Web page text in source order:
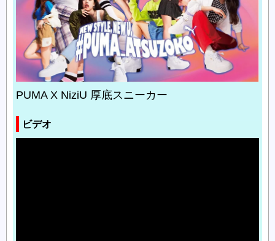
PUMA X NiziU 厚底スニーカー
ビデオ